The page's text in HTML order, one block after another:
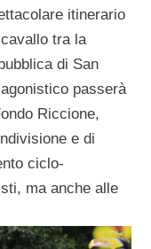
itinerario
tra la
di San
passerà
Riccione,
e di
ciclo-
ma anche alle